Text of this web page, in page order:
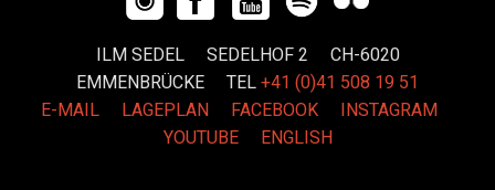
ILM SEDEL SEDELHOF 2 CH-6020
EMMENBRÜCKE TEL+41 (0)41 508 19 51
E-MAIL
LAGEPLAN FACEBOOK
INSTAGRAM
YOUTUBE
ENGLISH